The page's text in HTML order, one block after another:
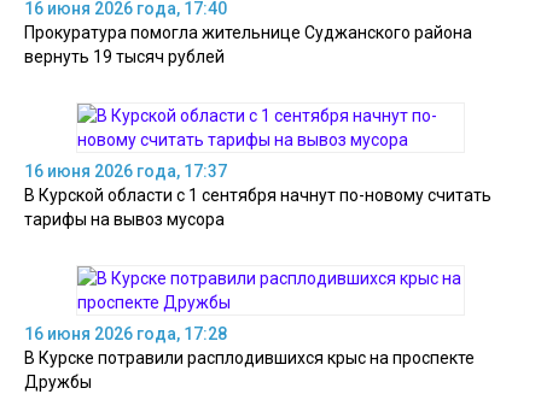
16 июня 2026 года, 17:40
Прокуратура помогла жительнице Суджанского района
вернуть 19 тысяч рублей
16 июня 2026 года, 17:37
В Курской области с 1 сентября начнут по-новому считать
тарифы на вывоз мусора
16 июня 2026 года, 17:28
В Курске потравили расплодившихся крыс на проспекте
Дружбы